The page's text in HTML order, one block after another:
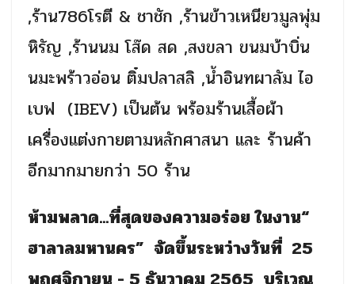
,ร้าน786โรตี & ชาชัก ,ร้านข้าวเหนียวมูลพุ่ม
หิรัญ ,ร้านนม โส๊ด สด ,สงขลา ขนมบ้าบิ่น
นมะพร้าวอ่อน ติ๋มปลาสลิ ,น้ำอินทผาลัม ไอ
เบฟ (IBEV) เป็นต้น พร้อมร้านเสื้อผ้า
เครื่องแต่งกายตามหลักศาสนา และ ร้านค้า
อีกมากมายกว่า 50 ร้าน
ห้ามพลาด...ที่สุดของความอร่อย ในงาน“
ฮาลาลมหานคร” จัดขึ้นระหว่างวันที่ 25